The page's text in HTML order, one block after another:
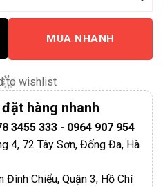
MUA NHANH
to wishlist
hàng nhanh
3455 333 - 0964 907 954
4, 72 Tây Sơn, Đống Đa, Hà
Đình Chiểu, Quận 3, Hồ Chí